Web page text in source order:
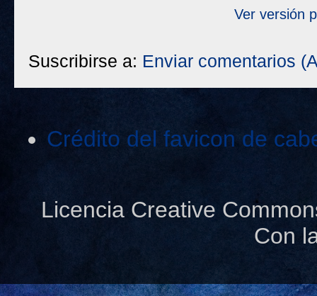
Ver versión
Suscribirse a: Enviar comentarios
Crédito del favicon de
Licencia Creative
Con